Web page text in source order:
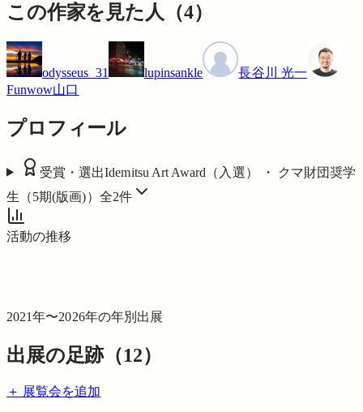
この作家を見た人 （4）
odysseus_31 lupinsankle
長谷川 光一
Funwow山口
プロフィール
受賞・選出Idemitsu Art Award（入選） ・ クマ財団奨学
生（5期(版画)） 全2件
活動の推移
2021年〜2026年の年別出展
出展の足跡（12）
＋ 展覧会を追加